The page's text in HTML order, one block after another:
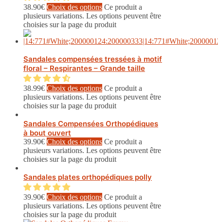
38.90€ Choix des options Ce produit a
plusieurs variations. Les options peuvent être
choisies sur la page du produit
Sandales compensées tressées à motif
floral – Respirantes – Grande taille
38.99€ Choix des options Ce produit a
plusieurs variations. Les options peuvent être
choisies sur la page du produit
Sandales Compensées Orthopédiques
à bout ouvert
39.90€ Choix des options Ce produit a
plusieurs variations. Les options peuvent être
choisies sur la page du produit
Sandales plates orthopédiques polly
39.90€ Choix des options Ce produit a
plusieurs variations. Les options peuvent être
choisies sur la page du produit